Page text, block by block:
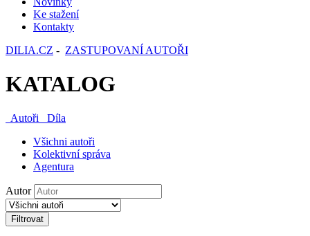
Ke stažení
Kontakty
DILIA.CZ - ZASTUPOVANÍ AUTOŘI
KATALOG
Autoři
Díla
Všichni autoři
Kolektivní správa
Agentura
Autor
Filtrovat